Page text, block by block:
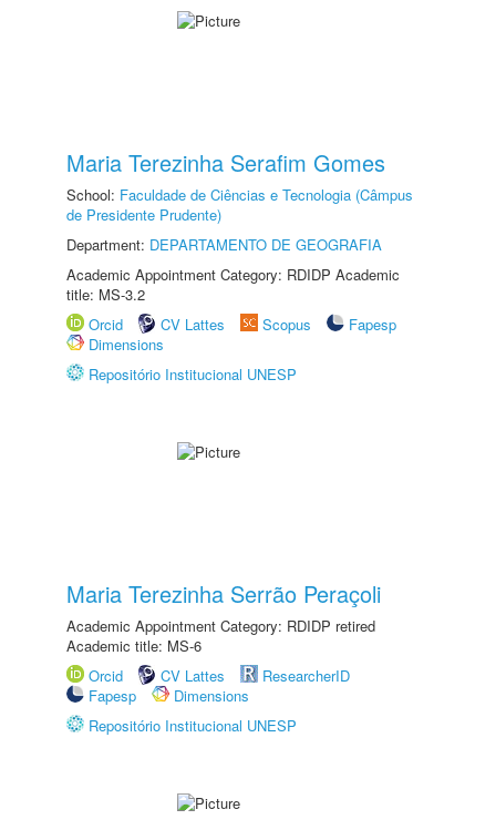
Maria Terezinha Serafim Gomes
School: Faculdade de Ciências e Tecnologia (Câmpus
de Presidente Prudente)
Department: DEPARTAMENTO DE GEOGRAFIA
Academic Appointment Category: RDIDP Academic
title: MS-3.2
Orcid
CV Lattes Scopus
Fapesp
Dimensions
Repositório Institucional UNESP
Maria Terezinha Serrão Peraçoli
Academic Appointment Category: RDIDP retired
Academic title: MS-6
Orcid
CV Lattes
ResearcherID
Fapesp
Dimensions
Repositório Institucional UNESP